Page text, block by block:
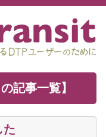
記事一覧】
た